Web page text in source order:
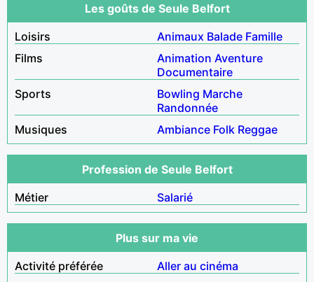
Les goûts de Seule Belfort
Loisirs
Animaux Balade Famille
Films
Animation Aventure
Documentaire
Sports
Bowling Marche
Randonnée
Musiques
Ambiance Folk Reggae
Profession de Seule Belfort
Métier
Salarié
Plus sur ma vie
Activité préférée
Aller au cinéma